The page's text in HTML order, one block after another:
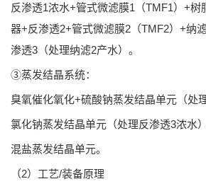
反渗透1浓水+管式微滤膜1（TMF1）+树
器+反渗透2+管式微滤膜2（TMF2）+纳
渗透3（处理纳滤2产水）。
③蒸发结晶系统：
臭氧催化氧化+硫酸钠蒸发结晶单元（处
氯化钠蒸发结晶单元（处理反渗透3浓水）
混盐蒸发结晶单元。
（2）工艺/装备原理